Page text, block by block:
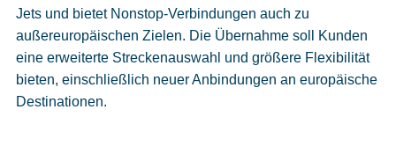
Jets und bietet Nonstop-Verbindungen auch zu
außereuropäischen Zielen. Die Übernahme soll Kunden
eine erweiterte Streckenauswahl und größere Flexibilität
bieten, einschließlich neuer Anbindungen an europäische
Destinationen.